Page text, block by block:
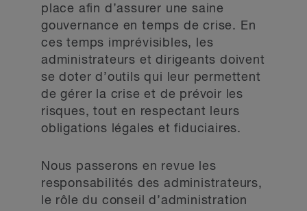
place afin d’assurer une saine
gouvernance en temps de crise. En
ces temps imprévisibles, les
administrateurs et dirigeants doivent
se doter d’outils qui leur permettent
de gérer la crise et de prévoir les
risques, tout en respectant leurs
obligations légales et fiduciaires.
Nous passerons en revue les
responsabilités des administrateurs,
le rôle du conseil d’administration